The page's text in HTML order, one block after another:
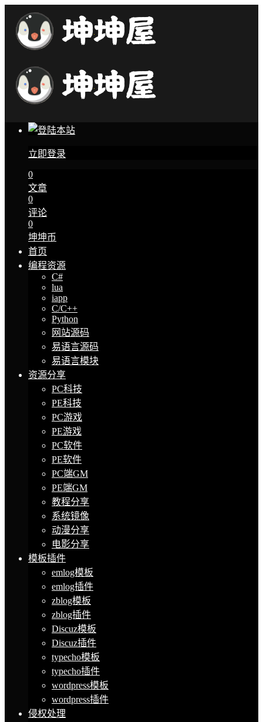
立即登录
0
文章
0
评论
0
坤坤币
首页
编程资源
C#
lua
iapp
C/C++
Python
网站源码
易语言源码
易语言模块
资源分享
PC科技
PE科技
PC游戏
PE游戏
PC软件
PE软件
PC端GM
PE端GM
教程分享
系统镜像
动漫分享
电影分享
模板插件
emlog模板
emlog插件
zblog模板
zblog插件
Discuz模板
Discuz插件
typecho模板
typecho插件
wordpress模板
wordpress插件
侵权处理